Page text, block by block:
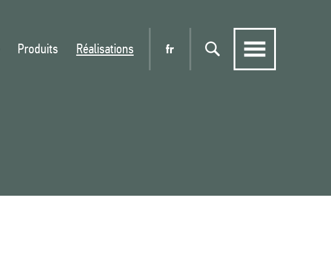
Produits Réalisations fr